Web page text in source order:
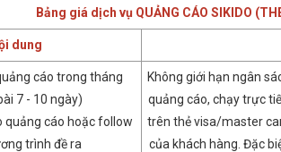
Bảng giá dịch vụ QUẢNG CÁO SIKIDO
dung
cáo trong tháng
7 - 10 ngày)
quảng cáo hoặc follow
trình đề ra
Không giới hạn ngân
quảng cáo, chạy trực
trên thẻ visa/master
của khách hàng. Đặc